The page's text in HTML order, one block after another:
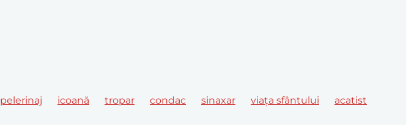
pelerinaj icoană tropar condac sinaxar viața sfântului
acatist